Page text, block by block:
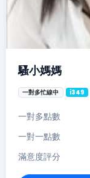
騷小媽媽
一對多忙線中 i349
一對多點數
一對一點數
滿意度評分